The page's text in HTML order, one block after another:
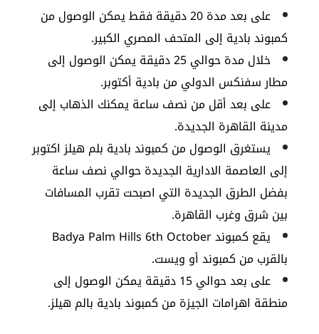
على بعد مدة 20 دقيقة فقط يمكن الوصول من
كمبوند بادية إلى المتحف المصري الكبير.
خلال مدة حوالي 25 دقيقة يمكن الوصول إلى
مطار سفنكس الدولي من بادية أكتوبر.
على بعد أقل من نصف ساعة يمكنك الذهاب إلى
مدينة القاهرة الجديدة.
يستغرق الوصول من كمبوند بادية بلم هيلز اكتوبر
إلى العاصمة الادارية الجديدة حوالي نصف ساعة
بفضل الطرق الجديدة التي اصبحت تقرب المسافات
بين شرق وغرب القاهرة.
يقع كمبوند Badya Palm Hills 6th October
بالقرب من كمبوند أو ويست.
على بعد حوالي 15 دقيقة يمكن الوصول إلى
منطقة اهرامات الجيزة من كمبوند بادية بالم هيلز.